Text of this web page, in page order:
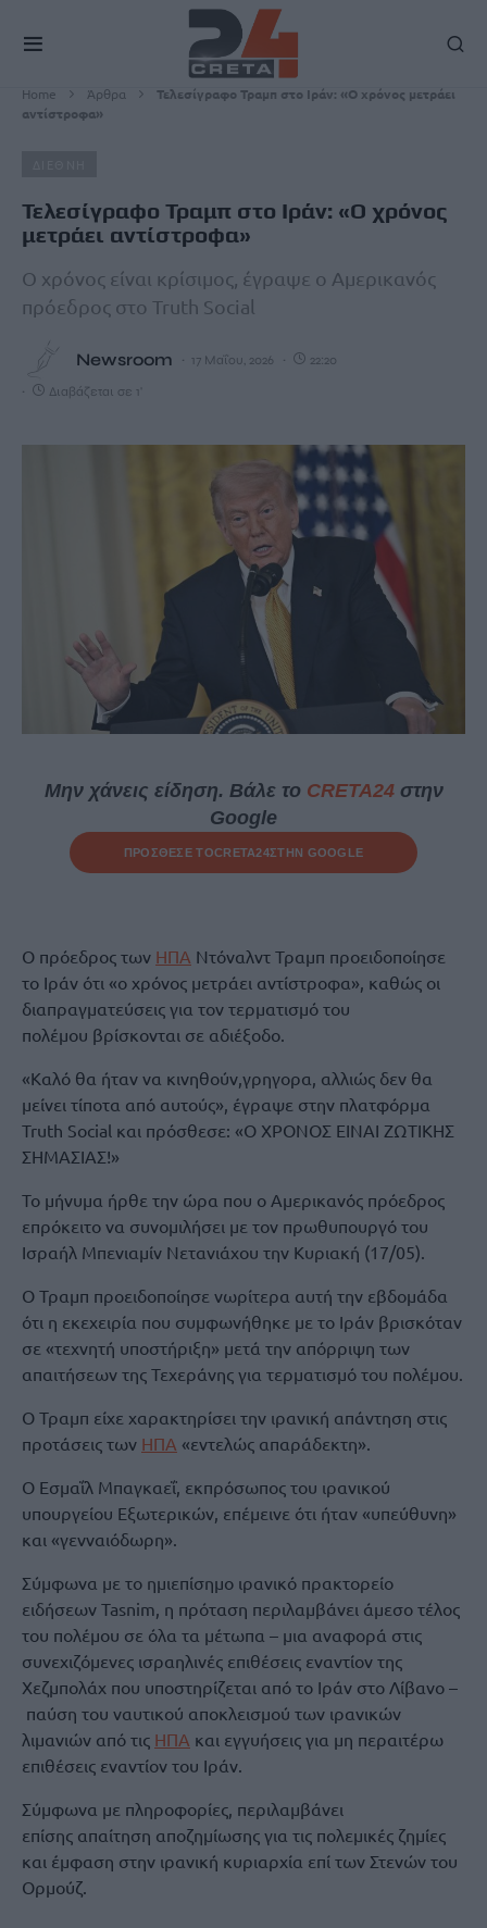
Home Άρθρα
Τελεσίγραφο Τραμπ στο Ιράν: «Ο χρόνος μετράει
αντίστροφα»
Τελεσίγραφο Τραμπ στο Ιράν: «Ο χρόνος
μετράει αντίστροφα»
Ο χρόνος είναι κρίσιμος, έγραψε ο Αμερικανός
πρόεδρος στο Truth Social
Newsroom 17 Μαΐου, 2026 22:20
Διαβάζεται σε 1'
Μην χάνεις είδηση. Βάλε το CRETA24στην
Google
ΠΡΟΣΘΕΣΕ ΤΟCRETA24ΣΤΗΝ GOOGLE
Ο πρόεδρος των ΗΠΑ Ντόναλντ Τραμπ προειδοποίησε
το Ιράν ότι «ο χρόνος μετράει αντίστροφα», καθώς οι
διαπραγματεύσεις για τον τερματισμό του
πολέμου βρίσκονται σε αδιέξοδο.
«Καλό θα ήταν να κινηθούν,γρηγορα, αλλιώς δεν θα
μείνει τίποτα από αυτούς», έγραψε στην πλατφόρμα
Truth Social και πρόσθεσε: «Ο ΧΡΟΝΟΣ ΕΙΝΑΙ ΖΩΤΙΚΗΣ
ΣΗΜΑΣΙΑΣ!»
Το μήνυμα ήρθε την ώρα που ο Αμερικανός πρόεδρος
επρόκειτο να συνομιλήσει με τον πρωθυπουργό του
Ισραήλ Μπενιαμίν Νετανιάχου την Κυριακή (17/05).
Ο Τραμπ προειδοποίησε νωρίτερα αυτή την εβδομάδα
ότι η εκεχειρία που συμφωνήθηκε με το Ιράν βρισκόταν
σε «τεχνητή υποστήριξη» μετά την απόρριψη των
απαιτήσεων της Τεχεράνης για τερματισμό του πολέμου.
Ο Τραμπ είχε χαρακτηρίσει την ιρανική απάντηση στις
προτάσεις των ΗΠΑ «εντελώς απαράδεκτη».
Ο Εσμαΐλ Μπαγκαεΐ, εκπρόσωπος του ιρανικού
υπουργείου Εξωτερικών, επέμεινε ότι ήταν «υπεύθυνη»
και «γενναιόδωρη».
Σύμφωνα με το ημιεπίσημο ιρανικό πρακτορείο
ειδήσεων Tasnim, η πρόταση περιλαμβάνει άμεσο τέλος
του πολέμου σε όλα τα μέτωπα – μια αναφορά στις
συνεχιζόμενες ισραηλινές επιθέσεις εναντίον της
Χεζμπολάχ που υποστηρίζεται από το Ιράν στο Λίβανο –
παύση του ναυτικού αποκλεισμού των ιρανικών
λιμανιών από τις ΗΠΑ και εγγυήσεις για μη περαιτέρω
επιθέσεις εναντίον του Ιράν.
Σύμφωνα με πληροφορίες, περιλαμβάνει
επίσης απαίτηση αποζημίωσης για τις πολεμικές ζημίες
και έμφαση στην ιρανική κυριαρχία επί των Στενών του
Ορμούζ.